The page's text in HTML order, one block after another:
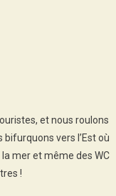
et nous roulons
vers l’Est où
mer et même des WC
!